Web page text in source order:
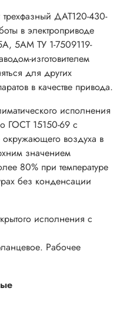
трехфазный ДАТ120-430-
в электроприводе
5АМ ТУ 1-7509119-
изготовителем
для других
в качестве привода.
исполнения
ГОСТ 15150-69 с
окружающего воздуха в
значением
80% при температуре
без конденсации
исполнения с
Рабочее